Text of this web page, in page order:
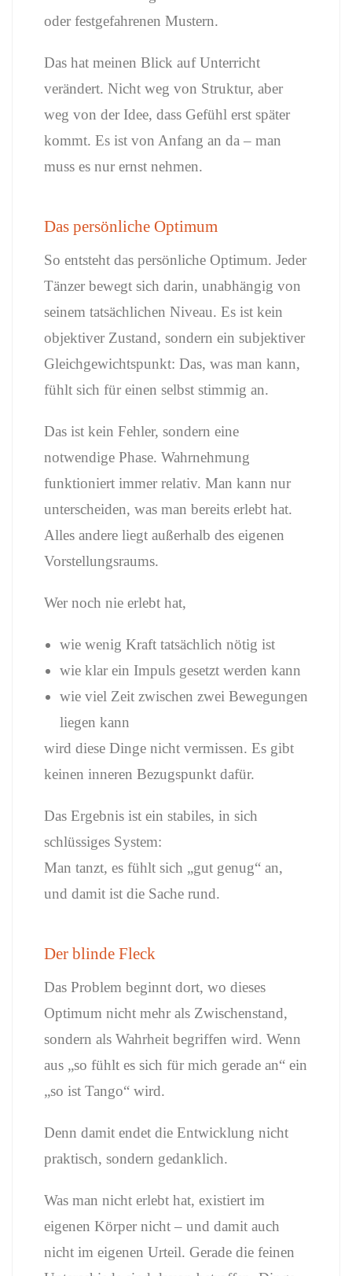
oder festgefahrenen Mustern.
Das hat meinen Blick auf Unterricht
verändert. Nicht weg von Struktur, aber
weg von der Idee, dass Gefühl erst später
kommt. Es ist von Anfang an da – man
muss es nur ernst nehmen.
Das persönliche Optimum
So entsteht das persönliche Optimum. Jeder
Tänzer bewegt sich darin, unabhängig von
seinem tatsächlichen Niveau. Es ist kein
objektiver Zustand, sondern ein subjektiver
Gleichgewichtspunkt: Das, was man kann,
fühlt sich für einen selbst stimmig an.
Das ist kein Fehler, sondern eine
notwendige Phase. Wahrnehmung
funktioniert immer relativ. Man kann nur
unterscheiden, was man bereits erlebt hat.
Alles andere liegt außerhalb des eigenen
Vorstellungsraums.
Wer noch nie erlebt hat,
wie wenig Kraft tatsächlich nötig ist
wie klar ein Impuls gesetzt werden kann
wie viel Zeit zwischen zwei Bewegungen
liegen kann
wird diese Dinge nicht vermissen. Es gibt
keinen inneren Bezugspunkt dafür.
Das Ergebnis ist ein stabiles, in sich
schlüssiges System:
Man tanzt, es fühlt sich „gut genug“ an,
und damit ist die Sache rund.
Der blinde Fleck
Das Problem beginnt dort, wo dieses
Optimum nicht mehr als Zwischenstand,
sondern als Wahrheit begriffen wird. Wenn
aus „so fühlt es sich für mich gerade an“ ein
„so ist Tango“ wird.
Denn damit endet die Entwicklung nicht
praktisch, sondern gedanklich.
Was man nicht erlebt hat, existiert im
eigenen Körper nicht – und damit auch
nicht im eigenen Urteil. Gerade die feinen